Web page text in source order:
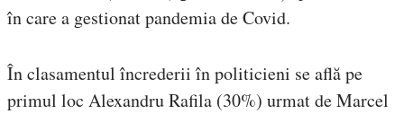
în care a gestionat pandemia de Covid.
În clasamentul încrederii în politicieni se află pe
primul loc Alexandru Rafila (30%) urmat de Marcel